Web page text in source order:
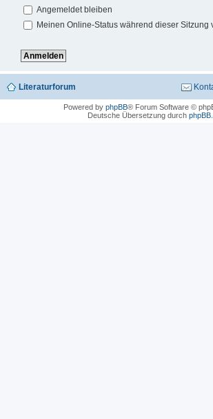
Angemeldet bleiben
Meinen Online-Status während dieser Sitzung
Literaturforum
Powered by phpBB® Forum Software ©
Deutsche Übersetzung durch